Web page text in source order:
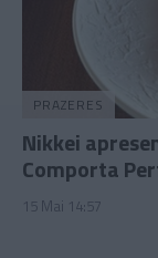
PRAZERES
Nikkei
Comporta
15 Mai 14:57